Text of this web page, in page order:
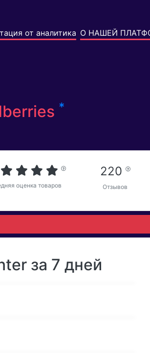
от аналитика О НАШЕЙ
*
оценка товаров
220
Отзывов
за 7 дней